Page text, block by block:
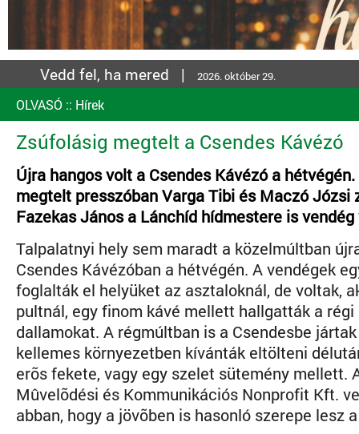
Vedd fel, ha mered | 2026. október 29.
OLVASÓ :: Hírek
Zsúfolásig megtelt a Csendes Kávézó
Újra hangos volt a Csendes Kávézó a
megtelt presszóban Varga Tibi és Maczó Józsi
Fazekas János a Lánchíd hídmestere is
Talpalatnyi hely sem maradt a közelmúltban
Csendes Kávézóban a hétvégén. A vendégek
foglalták el helyüket az asztaloknál, de voltak,
pultnál, egy finom kávé mellett hallgatták a
dallamokat. A régmúltban is a Csendesbe
kellemes környezetben kívánták eltölteni
erõs fekete, vagy egy szelet sütemény mellett.
Mûvelõdési és Kommunikációs Nonprofit Kft.
abban, hogy a jövõben is hasonló szerepe lesz